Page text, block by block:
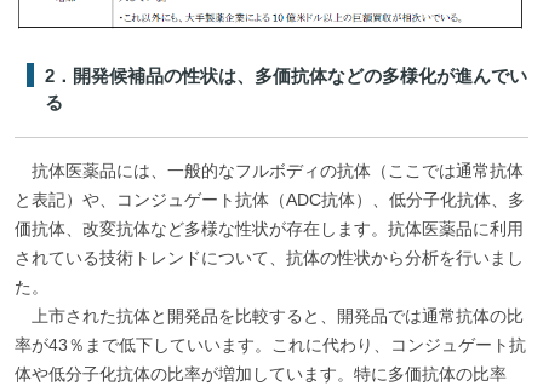
2．開発候補品の性状は、多価抗体などの多様化が進んでい
る
抗体医薬品には、一般的なフルボディの抗体（ここでは通常抗体
と表記）や、コンジュゲート抗体（ADC抗体）、低分子化抗体、多
価抗体、改変抗体など多様な性状が存在します。抗体医薬品に利用
されている技術トレンドについて、抗体の性状から分析を行いまし
た。
上市された抗体と開発品を比較すると、開発品では通常抗体の比
率が43％まで低下していいます。これに代わり、コンジュゲート抗
体や低分子化抗体の比率が増加しています。特に多価抗体の比率